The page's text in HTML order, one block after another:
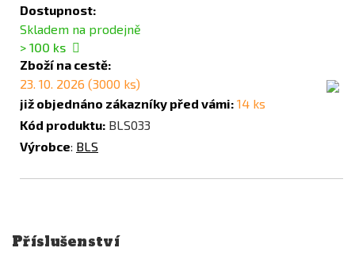
Dostupnost:
Skladem na prodejně
> 100 ks
Zboží na cestě:
23. 10. 2026 (3000 ks)
již objednáno zákazníky před vámi: 14 ks
Kód produktu: BLS033
Výrobce: BLS
Příslušenství